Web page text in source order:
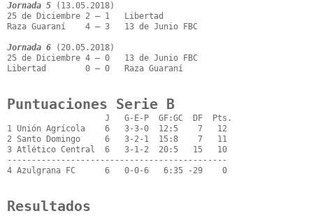
Jornada 5 (13.05.2018)
25 de Diciembre 2 – 1   Libertad
Raza Guaraní    4 – 3   13 de Junio FBC
Jornada 6 (20.05.2018)
25 de Diciembre 4 – 0   13 de Junio FBC
Libertad        0 – 0   Raza Guaraní
Puntuaciones Serie B
                    J   G-E-P  GF:GC  DF  Pts.
1 Unión Agrícola    6   3-3-0  12:5    7   12
2 Santo Domingo     6   3-2-1  15:8    7   11
3 Atlético Central  6   3-1-2  20:5   15   10
---------------------------------------------
4 Azulgrana FC      6   0-0-6   6:35 -29    0
Resultados